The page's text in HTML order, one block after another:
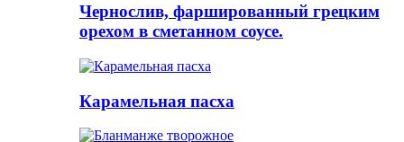
Чернослив, фаршированный грецким
орехом в сметанном соусе.
Карамельная пасха